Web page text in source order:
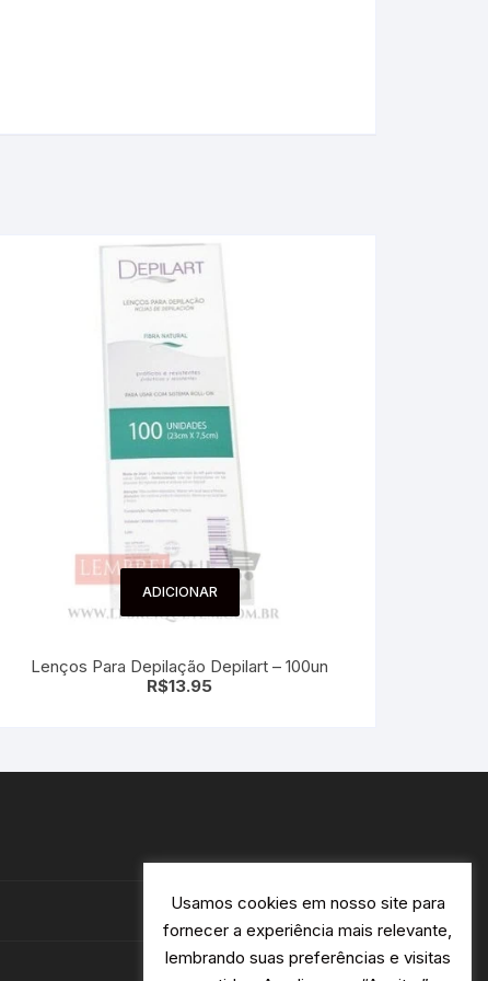
ADICIONAR
Lenços Para Depilação Depilart – 100un
R$13.95
Usamos cookies em nosso site para
fornecer a experiência mais relevante,
lembrando suas preferências e visitas